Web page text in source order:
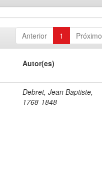
Anterior 1 Próximo
Autor(es)
Debret, Jean Baptiste,
1768-1848